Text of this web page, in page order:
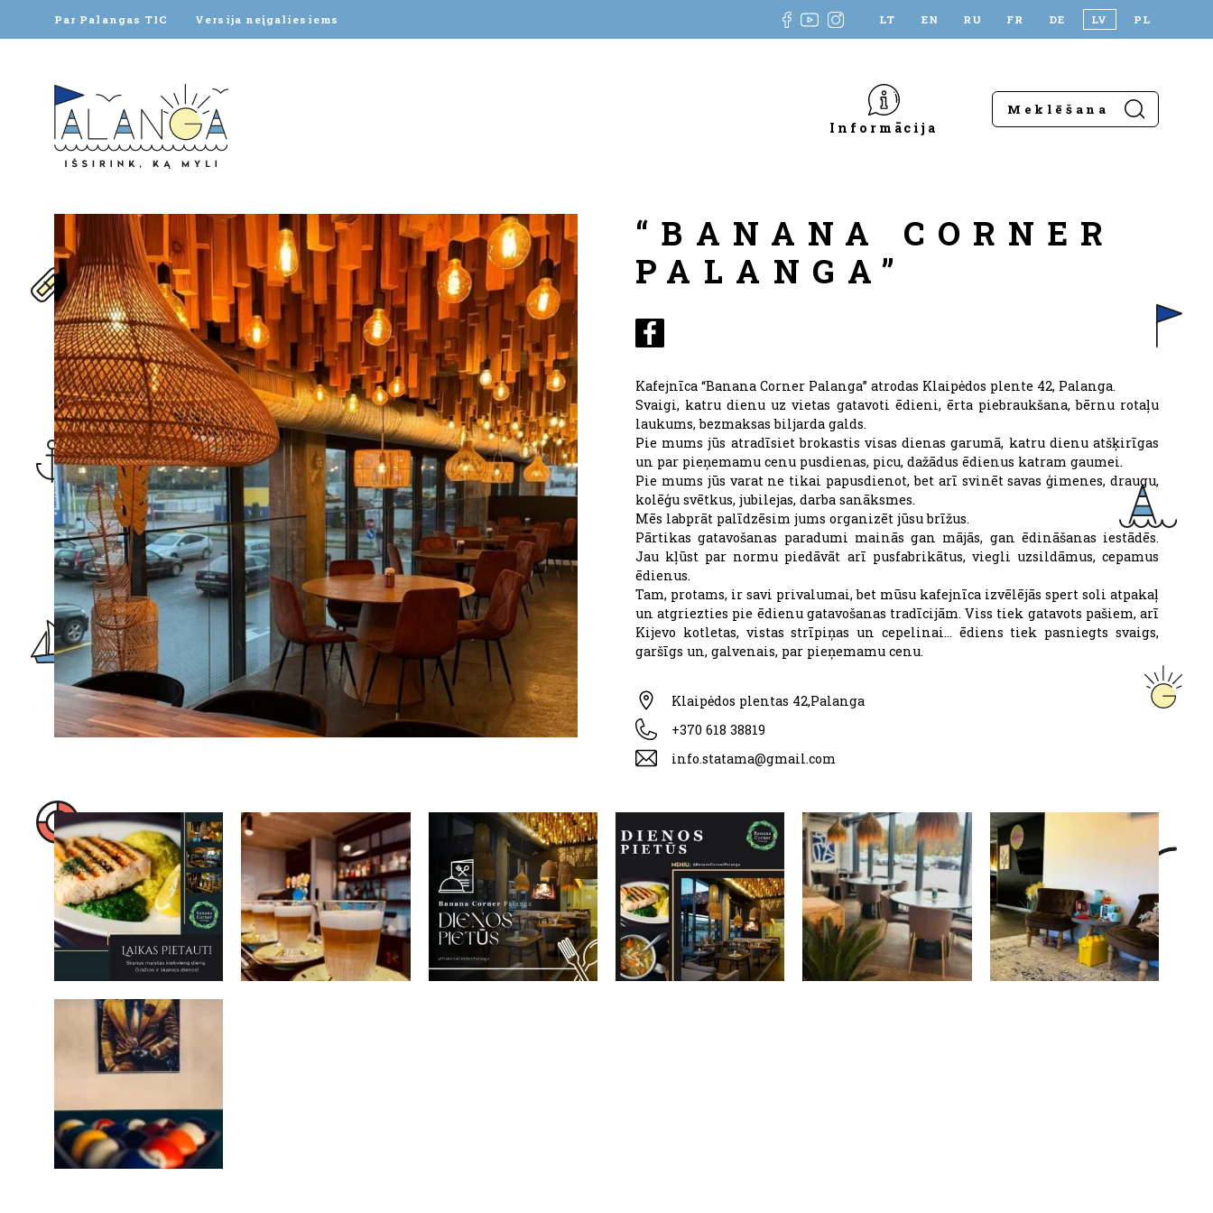
Par Palangas TIC Versija neįgaliesiems LT EN RU FR DE LV PL
Informācija
“BANANA CORNER
PALANGA”
Kafejnīca “Banana Corner Palanga” atrodas Klaipėdos plente 42, Palanga.
Svaigi, katru dienu uz vietas gatavoti ēdieni, ērta piebraukšana, bērnu rotaļu
laukums, bezmaksas biljarda galds.
Pie mums jūs atradīsiet brokastis visas dienas garumā, katru dienu atšķirīgas
un par pieņemamu cenu pusdienas, picu, dažādus ēdienus katram gaumei.
Pie mums jūs varat ne tikai papusdienot, bet arī svinēt savas ģimenes, draugu,
kolēģu svētkus, jubilejas, darba sanāksmes.
Mēs labprāt palīdzēsim jums organizēt jūsu brīžus.
Pārtikas gatavošanas paradumi mainās gan mājās, gan ēdināšanas iestādēs.
Jau kļūst par normu piedāvāt arī pusfabrikātus, viegli uzsildāmus, cepamus
ēdienus.
Tam, protams, ir savi privalumai, bet mūsu kafejnīca izvēlējās spert soli atpakaļ
un atgriezties pie ēdienu gatavošanas tradīcijām. Viss tiek gatavots pašiem, arī
Kijevo kotletas, vistas strīpiņas un cepelinai… ēdiens tiek pasniegts svaigs,
garšīgs un, galvenais, par pieņemamu cenu.
Klaipėdos plentas 42,Palanga
+370 618 38819
info.statama@gmail.com